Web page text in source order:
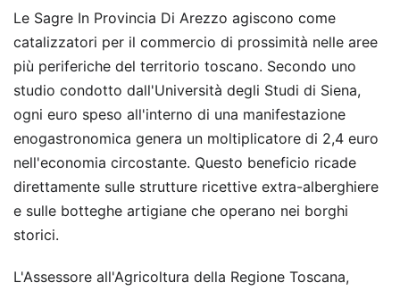
Le Sagre In Provincia Di Arezzo agiscono come
catalizzatori per il commercio di prossimità nelle aree
più periferiche del territorio toscano. Secondo uno
studio condotto dall'Università degli Studi di Siena,
ogni euro speso all'interno di una manifestazione
enogastronomica genera un moltiplicatore di 2,4 euro
nell'economia circostante. Questo beneficio ricade
direttamente sulle strutture ricettive extra-alberghiere
e sulle botteghe artigiane che operano nei borghi
storici.
L'Assessore all'Agricoltura della Regione Toscana,